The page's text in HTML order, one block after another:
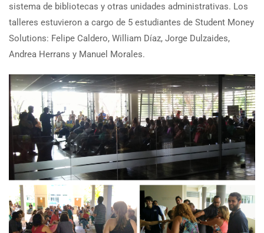
sistema de bibliotecas y otras unidades administrativas. Los
talleres estuvieron a cargo de 5 estudiantes de Student Money
Solutions: Felipe Caldero, William Díaz, Jorge Dulzaides,
Andrea Herrans y Manuel Morales.